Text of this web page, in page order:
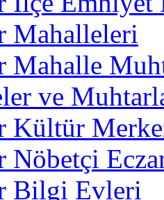
Mahalleleri
Mahalle
ve
Kültür
Nöbetçi
Bilgi Evleri